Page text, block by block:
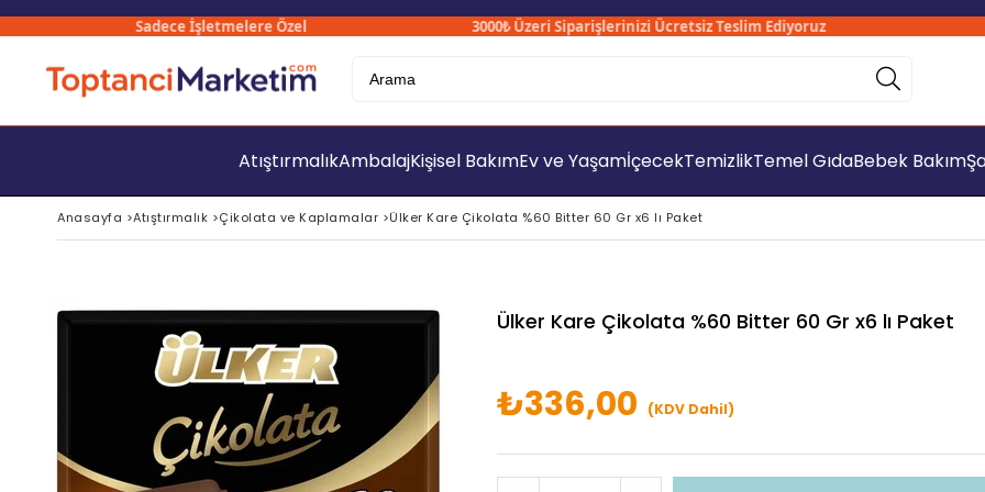
Sadece İşletmelere Özel 3000₺ Üzeri Siparişlerinizi Ücretsiz Teslim Ediyoruz
AtıştırmalıkAmbalajKişisel BakımEv ve YaşamİçecekTemizlikTemel GıdaBebek Bakım
Anasayfa >Atıştırmalık >Çikolata ve Kaplamalar >Ülker Kare Çikolata %60 Bitter 60 Gr x6 lı Paket
Ülker Kare Çikolata %60 Bitter 60 Gr x6 lı Paket
₺336,00 (KDV Dahil)